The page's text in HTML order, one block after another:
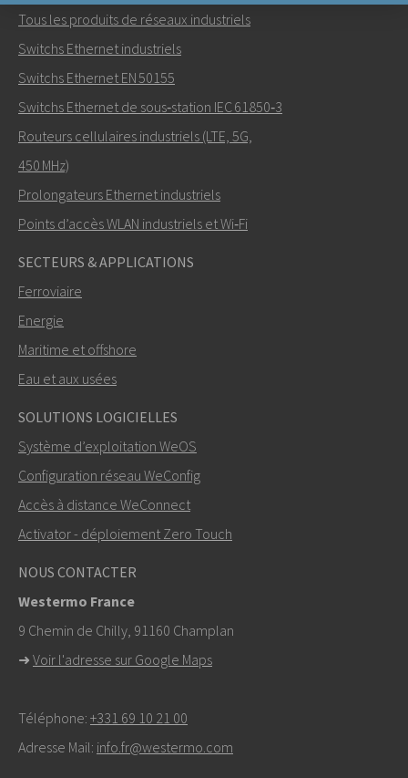
Envoyer un email à Carl
Comment Carl peut-il vous contacter?
+46 16 42 80 00
info@westermo.com
Pour toute demande d’assistance,
contacter le support technique
Tous les produits de réseaux industriels
Switchs Ethernet industriels
Switchs Ethernet EN 50155
Switchs Ethernet de sous‑station IEC 61850‑3
Routeurs cellulaires industriels (LTE, 5G,
450 MHz)
Prolongateurs Ethernet industriels
Points d’accès WLAN industriels et Wi‑Fi
SECTEURS & APPLICATIONS
Ferroviaire
Energie
Maritime et offshore
Eau et aux usées
SOLUTIONS LOGICIELLES
Système d’exploitation WeOS
Configuration réseau WeConfig
Accès à distance WeConnect
Activator - déploiement Zero Touch
NOUS CONTACTER
Westermo France
9 Chemin de Chilly, 91160 Champlan
➜ Voir l'adresse sur Google Maps
Téléphone: +331 69 10 21 00
Adresse Mail: info.fr@westermo.com